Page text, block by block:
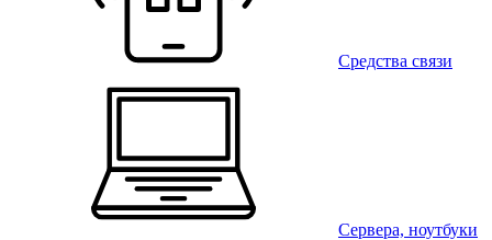
Средства связи
Сервера, ноутбуки